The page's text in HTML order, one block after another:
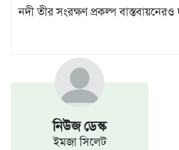
নিউজ ডেস্ক
ইমজা সিলেট
নদী তীর সংরক্ষণ প্রকল্প বাস্তবায়নেরও